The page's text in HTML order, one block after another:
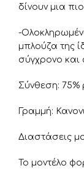
δίνουν μια
-
μπλούζα της
σύγχρονο και
Σύνθεση:
Γραμμή:
Διαστάσεις
Το μοντέλο